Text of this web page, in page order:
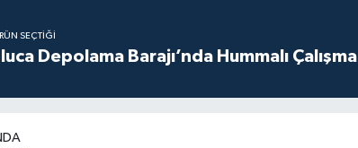
SEÇTIĞI
Depolama Barajı’nda Hummalı Çalışma